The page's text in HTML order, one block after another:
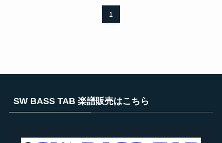
1
SW BASS TAB 楽譜販売はこちら